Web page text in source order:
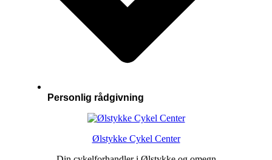
Personlig rådgivning
Ølstykke Cykel Center